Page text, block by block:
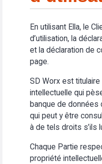
En utilisant Ella, le
d’utilisation, la
et la déclaration de
page.
SD Worx est
intellectuelle qui
banque de données
qui peut y être
à de tels droits s’ils
Chaque Partie
propriété